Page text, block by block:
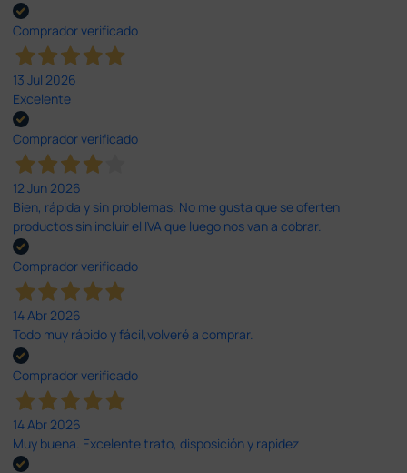
Comprador verificado
13 Jul 2026
Excelente
Comprador verificado
12 Jun 2026
Bien, rápida y sin problemas. No me gusta que se oferten
productos sin incluir el IVA que luego nos van a cobrar.
Comprador verificado
14 Abr 2026
Todo muy rápido y fácil,volveré a comprar.
Comprador verificado
14 Abr 2026
Muy buena. Excelente trato, disposición y rapidez